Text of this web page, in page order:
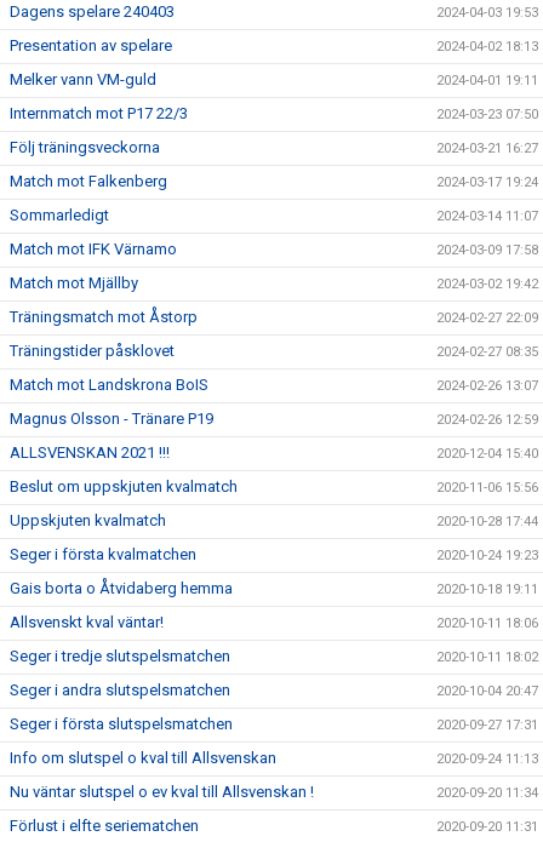
Dagens spelare 240403 2024-04-03 19:53
Presentation av spelare 2024-04-02 18:13
Melker vann VM-guld 2024-04-01 19:11
Internmatch mot P17 22/3 2024-03-23 07:50
Följ träningsveckorna 2024-03-21 16:27
Match mot Falkenberg 2024-03-17 19:24
Sommarledigt 2024-03-14 11:07
Match mot IFK Värnamo 2024-03-09 17:58
Match mot Mjällby 2024-03-02 19:42
Träningsmatch mot Åstorp 2024-02-27 22:09
Träningstider påsklovet 2024-02-27 08:35
Match mot Landskrona BoIS 2024-02-26 13:07
Magnus Olsson - Tränare P19 2024-02-26 12:59
ALLSVENSKAN 2021 !!! 2020-12-04 15:40
Beslut om uppskjuten kvalmatch 2020-11-06 15:56
Uppskjuten kvalmatch 2020-10-28 17:44
Seger i första kvalmatchen 2020-10-24 19:23
Gais borta o Åtvidaberg hemma 2020-10-18 19:11
Allsvenskt kval väntar! 2020-10-11 18:06
Seger i tredje slutspelsmatchen 2020-10-11 18:02
Seger i andra slutspelsmatchen 2020-10-04 20:47
Seger i första slutspelsmatchen 2020-09-27 17:31
Info om slutspel o kval till Allsvenskan 2020-09-24 11:13
Nu väntar slutspel o ev kval till Allsvenskan ! 2020-09-20 11:34
Förlust i elfte seriematchen 2020-09-20 11:31